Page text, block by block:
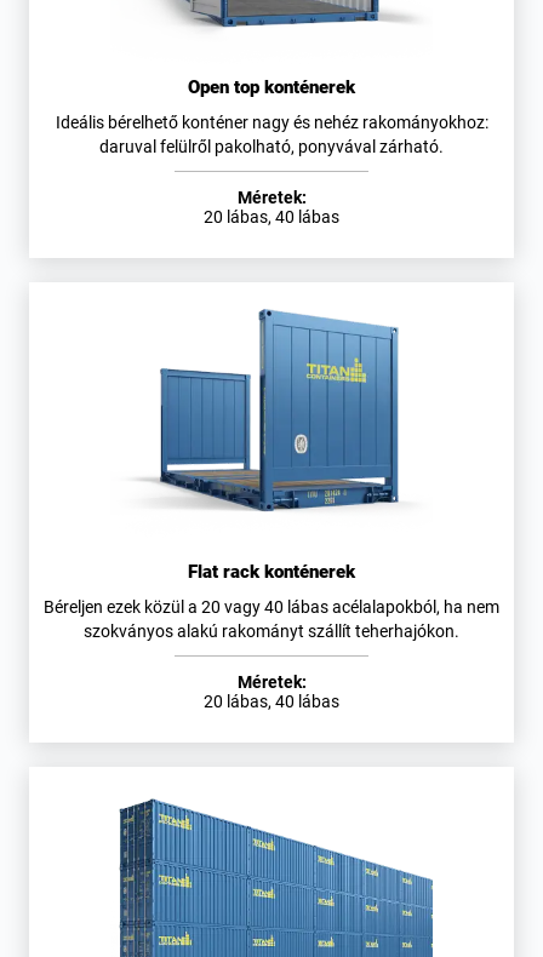
Open top konténerek
Ideális bérelhető konténer nagy és nehéz rakományokhoz:
daruval felülről pakolható, ponyvával zárható.
Méretek:
20 lábas, 40 lábas
Flat rack konténerek
Béreljen ezek közül a 20 vagy 40 lábas acélalapokból, ha nem
szokványos alakú rakományt szállít teherhajókon.
Méretek:
20 lábas, 40 lábas